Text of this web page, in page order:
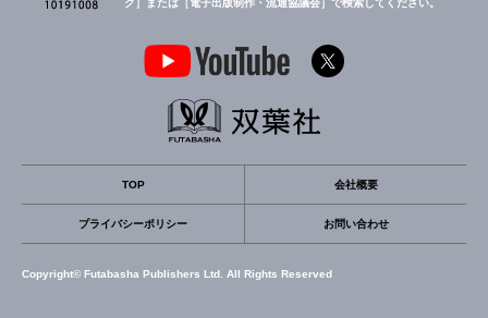
ク］または［電子出版制作・流通協議会］で検索してください。
TOP 会社概要
プライバシーポリシー お問い合わせ
Copyright© Futabasha Publishers Ltd. All Rights Reserved